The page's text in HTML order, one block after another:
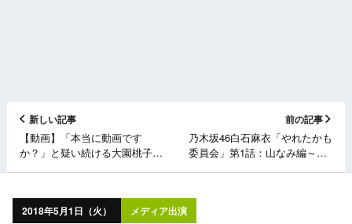
新しい記事
【動画】「本当に動画です
か？」と疑い続ける大園桃子さ
MOVIE＞
前の記事
乃木坂46白石麻衣「やれたかも
委員会」第1話：山なみ編～横
2018年5月1日（火） メディア出演